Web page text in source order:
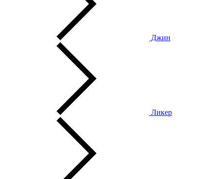
Джин
Ликер